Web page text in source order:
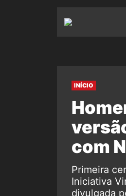
INÍCIO
com
Primeira
Iniciativa
divulgada